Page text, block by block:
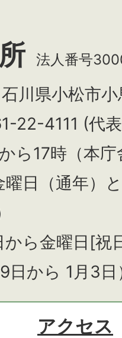
法人番号
県小松市小
22-4111 (代
ら17時（本
日（通年）と
から金曜日[祝
日から 1月3
アクセス